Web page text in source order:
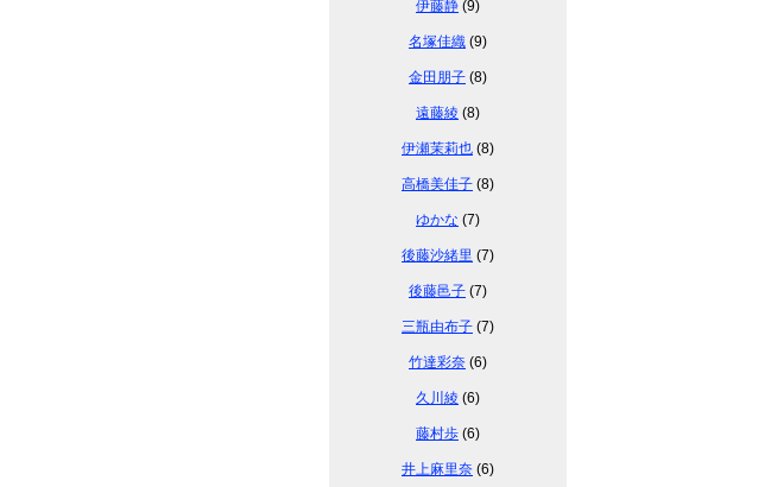
伊藤静 (9)
名塚佳織 (9)
金田朋子 (8)
遠藤綾 (8)
伊瀬茉莉也 (8)
高橋美佳子 (8)
ゆかな (7)
後藤沙緒里 (7)
後藤邑子 (7)
三瓶由布子 (7)
竹達彩奈 (6)
久川綾 (6)
藤村歩 (6)
井上麻里奈 (6)